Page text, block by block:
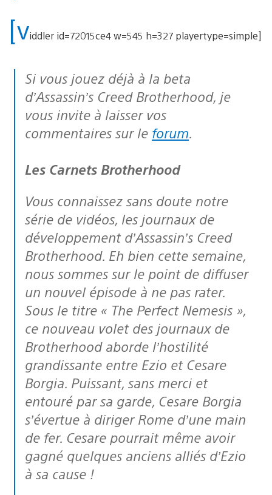
[viddler id=72015ce4 w=545 h=327 playertype=simple]
Si vous jouez déjà à la beta
d’Assassin’s Creed Brotherhood, je
vous invite à laisser vos
commentaires sur le forum.
Les Carnets Brotherhood
Vous connaissez sans doute notre
série de vidéos, les journaux de
développement d’Assassin’s Creed
Brotherhood. Eh bien cette semaine,
nous sommes sur le point de diffuser
un nouvel épisode à ne pas rater.
Sous le titre « The Perfect Nemesis »,
ce nouveau volet des journaux de
Brotherhood aborde l’hostilité
grandissante entre Ezio et Cesare
Borgia. Puissant, sans merci et
entouré par sa garde, Cesare Borgia
s’évertue à diriger Rome d’une main
de fer. Cesare pourrait même avoir
gagné quelques anciens alliés d’Ezio
à sa cause !